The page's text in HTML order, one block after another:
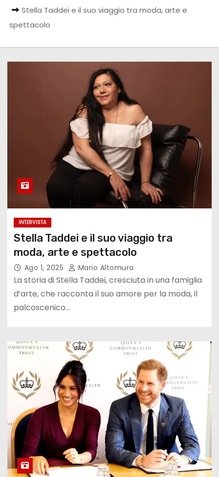
Stella Taddei e il suo viaggio tra moda, arte e
spettacolo
INTERVISTA
Stella Taddei e il suo viaggio tra
moda, arte e spettacolo
Ago 1, 2025 Mario Altomura
La storia di Stella Taddei, cresciuta in una famiglia
d’arte, che racconta il suo amore per la moda, il
palcoscenico…